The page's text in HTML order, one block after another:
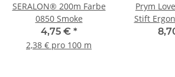
SERALON® 200m Farbe
0850 Smoke
4,75 € *
2,38 € pro 100 m
Prym
Stift